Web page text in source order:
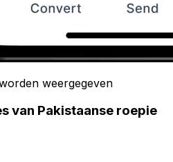
weergegeven
van Pakistaanse roepie